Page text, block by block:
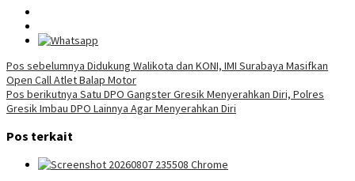
Navigasi
pos
Pos sebelumnya Didukung Walikota dan KONI, IMI Surabaya Masifkan
Open Call Atlet Balap Motor
Pos berikutnya Satu DPO Gangster Gresik Menyerahkan Diri, Polres
Gresik Imbau DPO Lainnya Agar Menyerahkan Diri
Pos terkait